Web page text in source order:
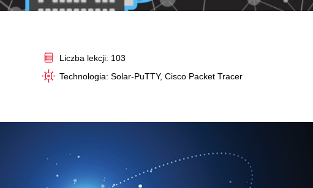
Video
Liczba lekcji: 103
Technologia: Solar-PuTTY, Cisco Packet Tracer